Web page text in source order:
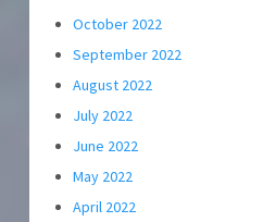
October 2022
September 2022
August 2022
July 2022
June 2022
May 2022
April 2022